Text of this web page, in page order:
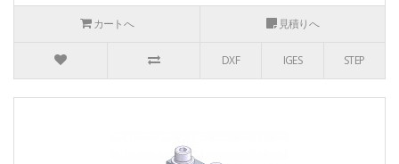
カートへ 見積りへ
DXF IGES STEP